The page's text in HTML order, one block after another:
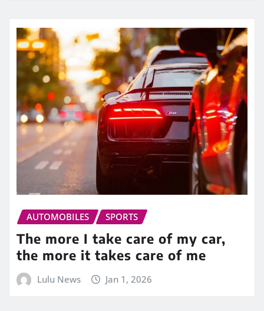
AUTOMOBILES SPORTS
The more I take care of my car,
the more it takes care of me
Lulu News Jan 1, 2026